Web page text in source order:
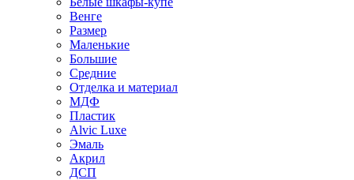
Венге
Размер
Маленькие
Большие
Средние
Отделка и материал
МДФ
Пластик
Alvic Luxe
Эмаль
Акрил
ДСП